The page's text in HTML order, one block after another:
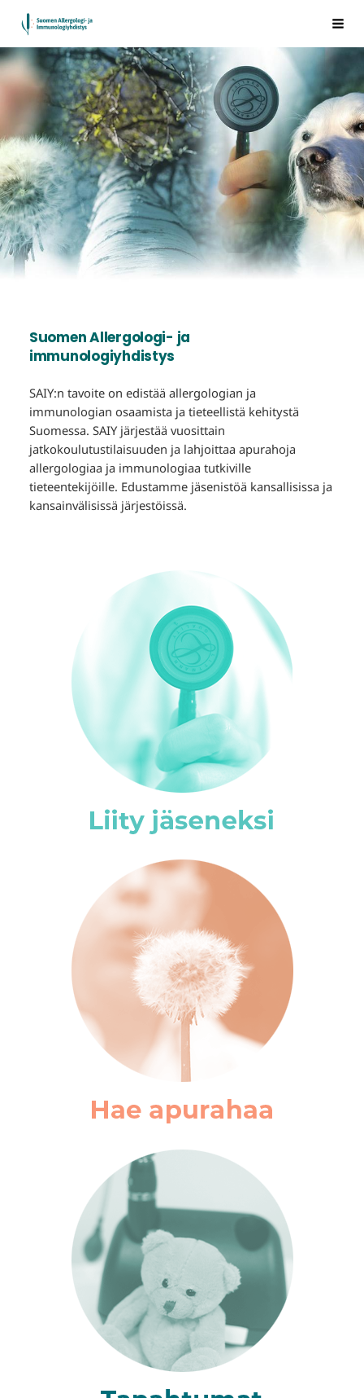
Siirry
sivun
sisältöön
Suomen Allergologi- ja immunologiyhdistys ry.
Suomen Allergologi- ja
immunologiyhdistys
SAIY:n tavoite on edistää allergologian ja
immunologian osaamista ja tieteellistä kehitystä
Suomessa. SAIY järjestää vuosittain
jatkokoulutustilaisuuden ja lahjoittaa apurahoja
allergologiaa ja immunologiaa tutkiville
tieteentekijöille. Edustamme jäsenistöä kansallisissa ja
kansainvälisissä järjestöissä.